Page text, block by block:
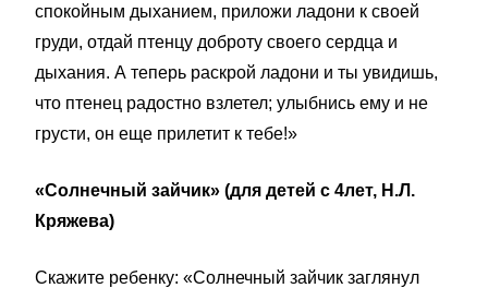
спокойным дыханием, приложи ладони к своей
груди, отдай птенцу доброту своего сердца и
дыхания. А теперь раскрой ладони и ты увидишь,
что птенец радостно взлетел; улыбнись ему и не
грусти, он еще прилетит к тебе!»
«Солнечный зайчик» (для детей с 4лет, Н.Л.
Кряжева)
Скажите ребенку: «Солнечный зайчик заглянул